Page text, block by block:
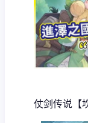
仗剑传说【